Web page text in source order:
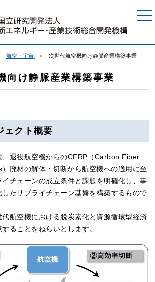
航空・宇宙 次世代航空機向け静脈産業構築事業
向け静脈産業構築事業
ェクト概要
、退役航空機からのCFRP（Carbon Fiber
廃材の解体・切断から航空機への適用に至
イチェーンの成立条件と課題を明確化し、事
たサプライチェーン基盤を構築するもので
代航空機における脱炭素化と資源循環型経済
ることをねらいとします。